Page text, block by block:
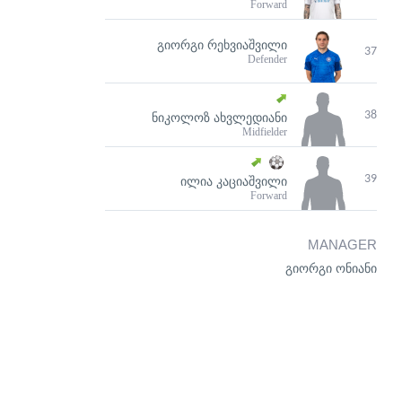
Forward
37
ᲒᲘᲝᲠᲒᲘ ᲠᲔᲮᲕᲘᲐᲨᲕᲘᲚᲘ
Defender
38
ᲜᲘᲙᲝᲚᲝᲖ ᲐᲮᲕᲚᲔᲓᲘᲐᲜᲘ
Midfielder
39
ᲘᲚᲘᲐ ᲙᲐᲪᲘᲐᲨᲕᲘᲚᲘ
Forward
MANAGER
გიორგი ონიანი